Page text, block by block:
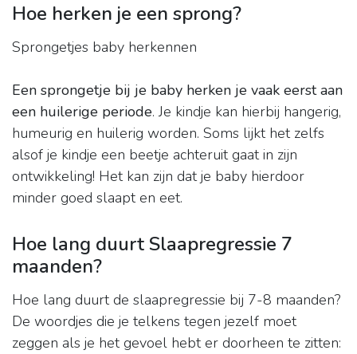
Hoe herken je een sprong?
Sprongetjes baby herkennen
Een sprongetje bij je baby herken je vaak eerst aan
een huilerige periode. Je kindje kan hierbij hangerig,
humeurig en huilerig worden. Soms lijkt het zelfs
alsof je kindje een beetje achteruit gaat in zijn
ontwikkeling! Het kan zijn dat je baby hierdoor
minder goed slaapt en eet.
Hoe lang duurt Slaapregressie 7
maanden?
Hoe lang duurt de slaapregressie bij 7-8 maanden?
De woordjes die je telkens tegen jezelf moet
zeggen als je het gevoel hebt er doorheen te zitten: